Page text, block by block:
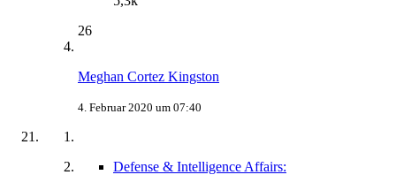
26
Meghan Cortez Kingston
4. Februar 2020 um 07:40
Defense & Intelligence Affairs: